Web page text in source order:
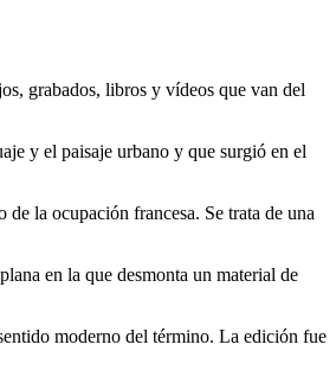
grabados, libros y vídeos que van del
y el paisaje urbano y que surgió en el
la ocupación francesa. Se trata de una
en la que desmonta un material de
moderno del término. La edición fue